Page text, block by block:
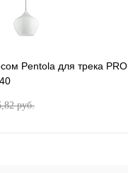
Pentola для трека PRO
pуб.